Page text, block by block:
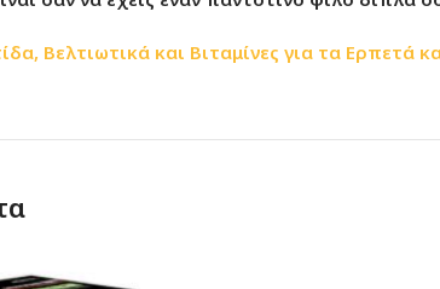
Βελτιωτικά και Βιταμίνες για τα Ερπετά